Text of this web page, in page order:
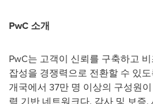
PwC 소개
PwC는 고객이 신뢰를 구축하고
잡성을 경쟁력으로 전환할 수 있
개국에서 37만 명 이상의 구성원